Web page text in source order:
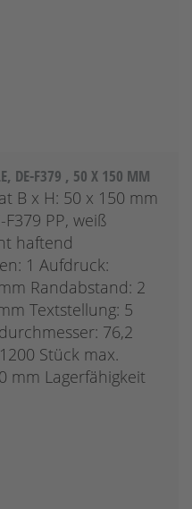
DE-F379 , 50 X 150 MM
B x H: 50 x 150 mm
PP, weiß
haftend
1 Aufdruck:
Randabstand: 2
Textstellung: 5
76,2
Stück max.
mm Lagerfähigkeit